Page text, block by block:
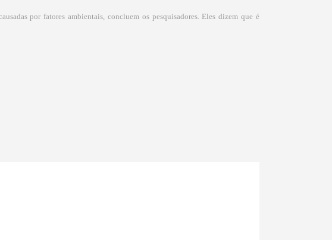
por fatores ambientais, concluem os pesquisadores. Eles dizem que é